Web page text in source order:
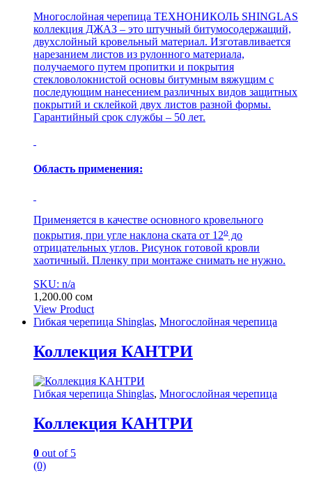
Многослойная черепица ТЕХНОНИКОЛЬ SHINGLAS
коллекция ДЖАЗ – это штучный битумосодержащий,
двухслойный кровельный материал. Изготавливается
нарезанием листов из рулонного материала,
получаемого путем пропитки и покрытия
стекловолокнистой основы битумным вяжущим с
последующим нанесением различных видов защитных
покрытий и склейкой двух листов разной формы.
Гарантийный срок службы – 50 лет.
Область применения:
Применяется в качестве основного кровельного
покрытия, при угле наклона ската от 12о до
отрицательных углов. Рисунок готовой кровли
хаотичный. Пленку при монтаже снимать не нужно.
SKU: n/a
1,200.00 сом
View Product
Гибкая черепица Shinglas, Многослойная черепица
Коллекция КАНТРИ
Гибкая черепица Shinglas, Многослойная черепица
Коллекция КАНТРИ
0 out of 5
(0)